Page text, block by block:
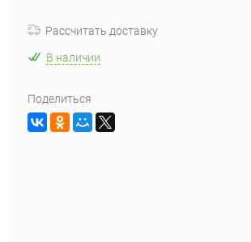
Рассчитать доставку
В наличии
Поделиться